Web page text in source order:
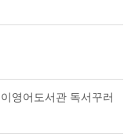
영어도서관 독서꾸러